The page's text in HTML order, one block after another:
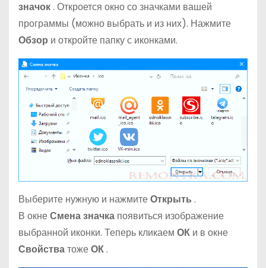
значок. Откроется окно со значками вашей
программы (можно выбрать и из них). Нажмите
Обзор и откройте папку с иконками.
Выберите нужную и нажмитеОткрыть .
В окнеСмена значка появиться изображение
выбранной иконки. Теперь кликаем ОК и в окне
СвойстватожеОК.